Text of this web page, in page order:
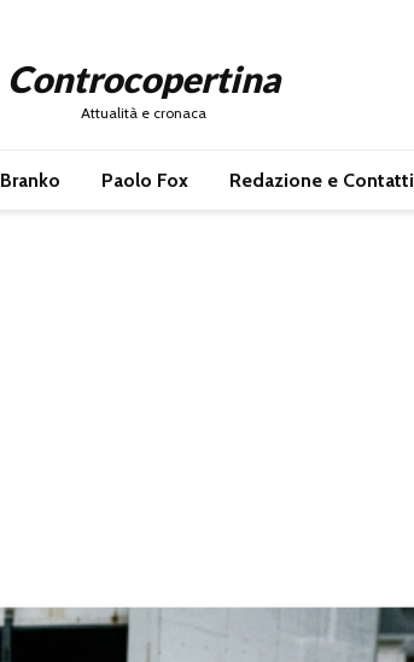
Controcopertina
Attualità e cronaca
Branko Paolo Fox Redazione e Contatti